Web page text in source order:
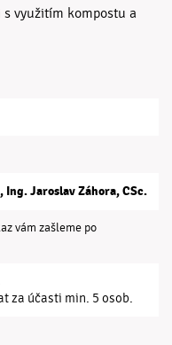
využitím kompostu a
Jaroslav Záhora, CSc.
vám zašleme po
za účasti min. 5 osob.